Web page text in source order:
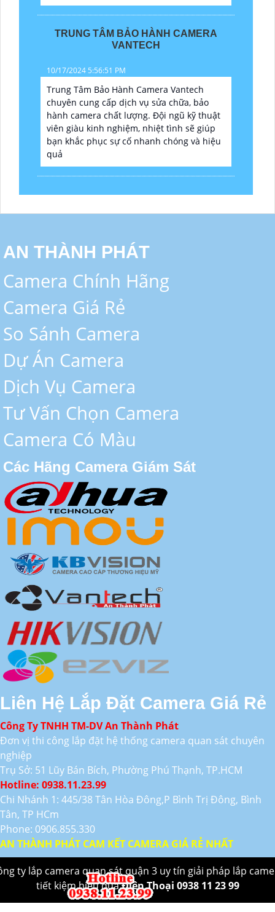
TRUNG TÂM BẢO HÀNH CAMERA
VANTECH
10/17/2024 5:56:51 PM
Trung Tâm Bảo Hành Camera Vantech
chuyên cung cấp dịch vụ sửa chữa, bảo
hành camera chất lượng. Đội ngũ kỹ thuật
viên giàu kinh nghiệm, nhiệt tình sẽ giúp
bạn khắc phục sự cố nhanh chóng và hiệu
quả
AN THÀNH PHÁT
Camera Chính Hãng
Camera Giá Rẻ
So Sánh Camera
Dự Án Camera
Dịch Vụ Camera
Tư Vấn Chọn Camera
Camera Có Màu
Các Hãng Camera Giám Sát
Liên Hệ Lắp Đặt Camera Giá Rẻ
Công Ty TNHH TM-DV An Thành Phát
Đơn vị thi công lắp đặt hệ thống camera quan sát chuyên
nghiệp
Trụ Sở: 51 Lũy Bán Bích, Phường Phú Thạnh, TP.HCM
Hotline: 0938.11.23.99
Chi Nhánh 1: 445/38 Tân Hòa Đông,P Bình Trị Đông, Bình
Tân, TP HCm
Phone: 0906.855.330
AN THÀNH PHÁT CAM KẾT CAMERA GIÁ RẺ NHẤT
ty lắp camera quan sát quận 3 uy tín giải pháp lắp
tiết kiệm hiệu quảĐiên Thoại 0938 11 23 99